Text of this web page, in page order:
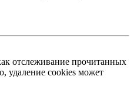
отслеживание прочитанных
удаление cookies может